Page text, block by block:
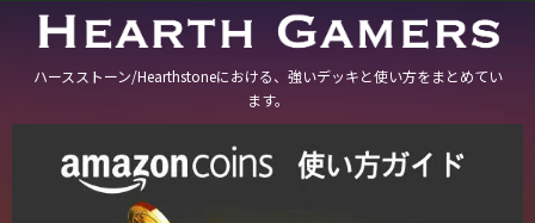
ハースストーン/Hearthstoneにおける、強いデッキと使い方をまとめてい
ます。